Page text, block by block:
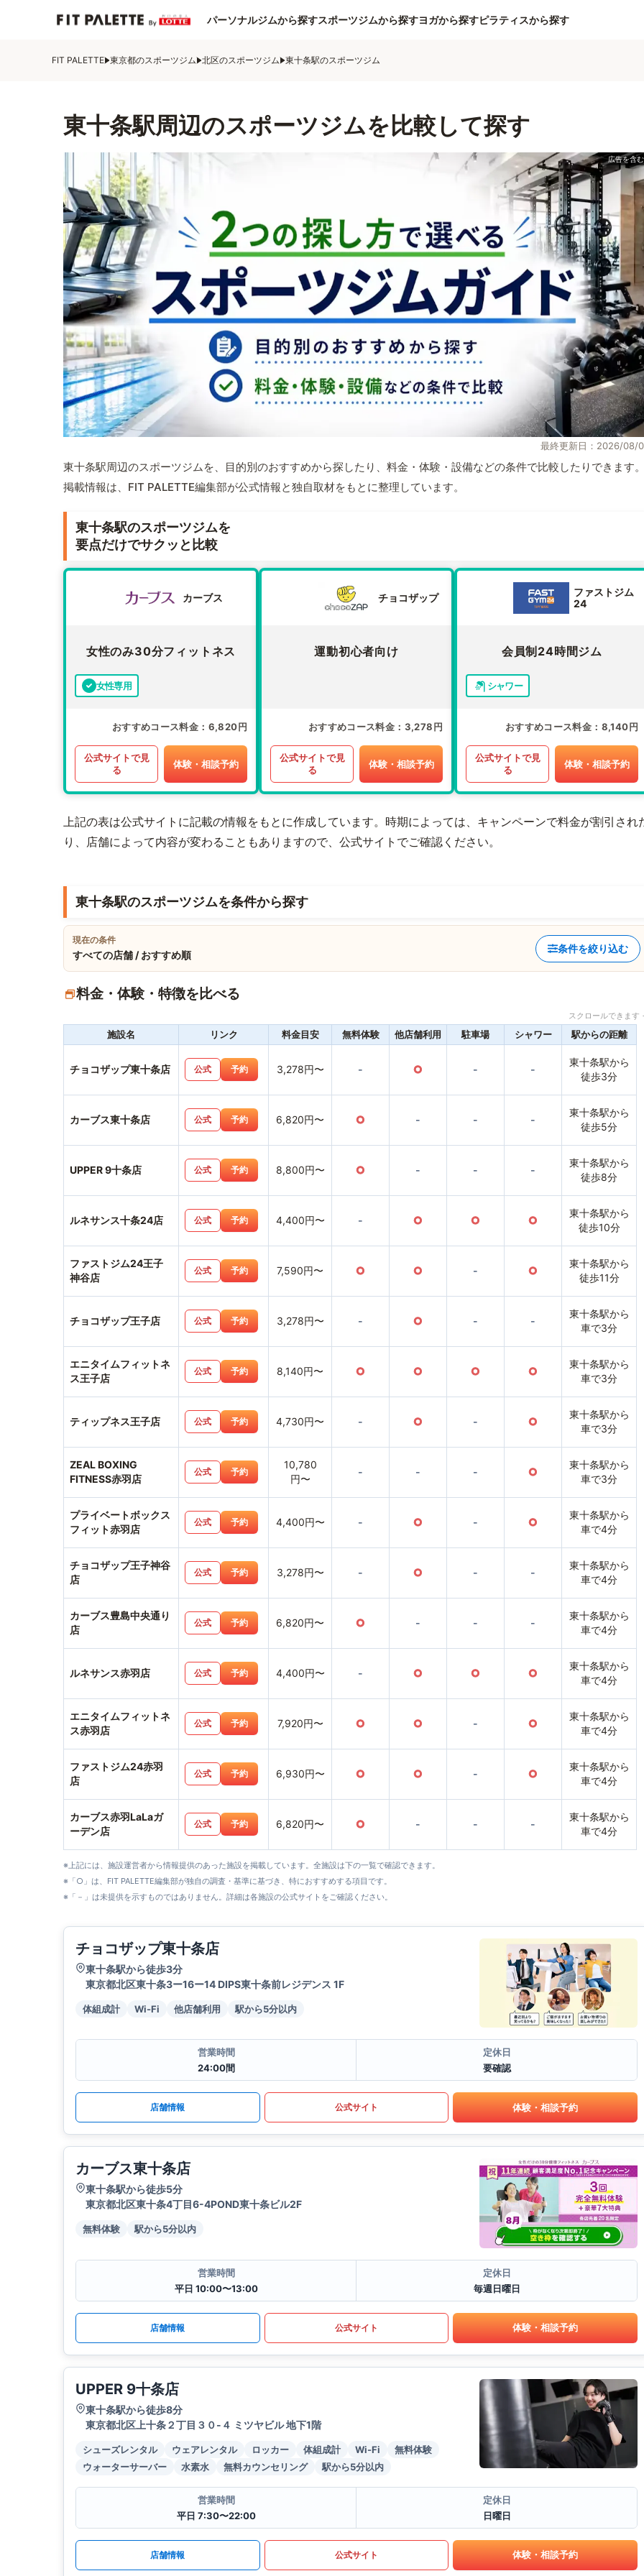
パーソナルジムから探すスポーツジムから探すヨガから探すピラティスから探す
FIT PALETTE 東京都のスポーツジム 北区のスポーツジム 東十条駅のスポーツジム
東十条駅周辺のスポーツジムを比較して探す
最終更新日：2026/08/
東十条駅周辺のスポーツジムを、目的別のおすすめから探したり、料金・体験・設備などの条件で比較したりできます
掲載情報は、FIT PALETTE編集部が公式情報と独自取材をもとに整理しています。
東十条駅のスポーツジムを
要点だけでサクッと比較
カーブス
女性のみ30分フィットネス
女性専用
おすすめコース料金 6,820円
公式サイトで見
る
体験・相談予約
チョコザップ
運動初心者向け
おすすめコース料金 3,278円
公式サイトで見
る
体験・相談予約
ファストジム
24
会員制24時間ジム
シャワー
おすすめコース料金 8,140円
公式サイトで見
る
体験・相談予約
上記の表は公式サイトに記載の情報をもとに作成しています。時期によっては、キャンペーンで料金が割引され
り、店舗によって内容が変わることもありますので、公式サイトでご確認ください。
東十条駅のスポーツジムを条件から探す
現在の条件
すべての店舗 / おすすめ順
条件を絞り込む
料金・体験・特徴を比べる
スクロールできま
施設名 リンク 料金目安 無料体験 他店舗利用 駐車場 シャワー 駅からの距離
チョコザップ東十条店 公式 予約 3,278円〜 - ○ - -
東十条駅から
徒歩3分
カーブス東十条店 公式 予約 6,820円〜 ○ - - -
東十条駅から
徒歩5分
UPPER 9十条店 公式 予約 8,800円〜 ○ - - -
東十条駅から
徒歩8分
ルネサンス十条24店 公式 予約 4,400円〜 - ○ ○ ○
東十条駅から
徒歩10分
ファストジム24王子
神谷店
公式 予約 7,590円〜 ○ ○ - ○
東十条駅から
徒歩11分
チョコザップ王子店 公式 予約 3,278円〜 - ○ - -
東十条駅から
車で3分
エニタイムフィットネ
ス王子店
公式 予約 8,140円〜 ○ ○ ○ ○
東十条駅から
車で3分
ティップネス王子店 公式 予約 4,730円〜 - ○ - ○
東十条駅から
車で3分
ZEAL BOXING
FITNESS赤羽店
公式 予約
10,780
円〜
- - - ○
東十条駅から
車で3分
プライベートボックス
フィット赤羽店
公式 予約 4,400円〜 - ○ - ○
東十条駅から
車で4分
チョコザップ王子神谷
店
公式 予約 3,278円〜 - ○ - -
東十条駅から
車で4分
カーブス豊島中央通り
店
公式 予約 6,820円〜 ○ - - -
東十条駅から
車で4分
ルネサンス赤羽店 公式 予約 4,400円〜 - ○ ○ ○
東十条駅から
車で4分
エニタイムフィットネ
ス赤羽店
公式 予約 7,920円〜 ○ ○ - ○
東十条駅から
車で4分
ファストジム24赤羽
店
公式 予約 6,930円〜 ○ ○ - ○
東十条駅から
車で4分
カーブス赤羽LaLaガ
ーデン店
公式 予約 6,820円〜 ○ - - -
東十条駅から
車で4分
※上記には、施設運営者から情報提供のあった施設を掲載しています。全施設は下の一覧で確認できます。
※「○」は、FIT PALETTE編集部が独自の調査・基準に基づき、特におすすめする項目です。
※「－」は未提供を示すものではありません。詳細は各施設の公式サイトをご確認ください。
チョコザップ東十条店
東十条駅から徒歩3分
東京都北区東十条3ー16ー14 DIPS東十条前レジデンス 1F
体組成計 Wi-Fi 他店舗利用 駅から5分以内
営業時間
24:00間
定休日
要確認
店舗情報 公式サイト 体験・相談予約
カーブス東十条店
東十条駅から徒歩5分
東京都北区東十条4丁目6-4POND東十条ビル2F
無料体験 駅から5分以内
営業時間
平日 10:00〜13:00
定休日
毎週日曜日
店舗情報 公式サイト 体験・相談予約
UPPER 9十条店
東十条駅から徒歩8分
東京都北区上十条２丁目３０-４ ミツヤビル 地下1階
シューズレンタル ウェアレンタル ロッカー 体組成計 Wi-Fi
無料体験
ウォーターサーバー
水素水 無料カウンセリング 駅から5分以内
営業時間
平日 7:30〜22:00
定休日
日曜日
店舗情報 公式サイト 体験・相談予約